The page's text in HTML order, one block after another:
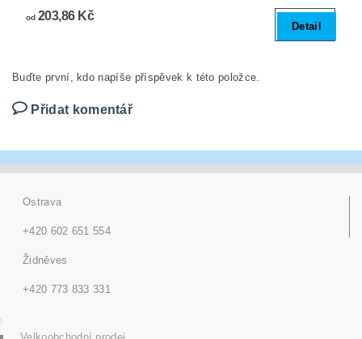
od203,86 Kč
Detail
Buďte první, kdo napíše příspěvek k této položce.
Přidat komentář
Ostrava
+420 602 651 554
Židněves
+420 773 833 331